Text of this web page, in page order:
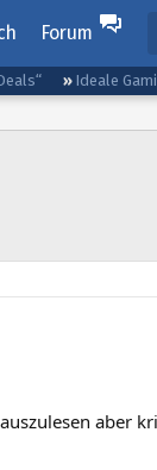
Forum
Ideale
aber